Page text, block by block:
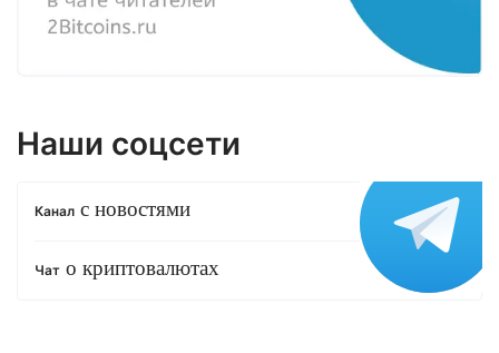
Наши соцсети
Канал с новостями
Чат о криптовалютах